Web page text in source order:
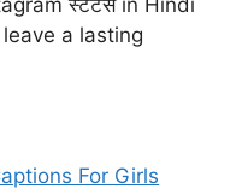
a lasting
For Girls